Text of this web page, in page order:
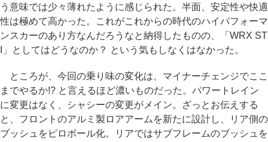
う意味では少々薄れたように感じられた。半面、安定性や快適
性は極めて高かった。これがこれからの時代のハイパフォーマ
ンスカーのあり方なんだろうなと納得したものの、「WRX ST
I」としてはどうなのか？ という気もしなくはなかった。
ところが、今回の乗り味の変化は、マイナーチェンジでここ
までやるか!? と言えるほど濃いものだった。パワートレイン
に変更はなく、シャシーの変更がメイン。ざっとお伝えする
と、フロントのアルミ製ロアアームを新たに設計し、リア側の
ブッシュをピロボール化。リアではサブフレームのブッシュを